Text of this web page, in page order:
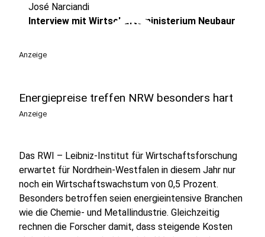
play_circle
José Narciandi
Interview mit Wirtschaftsministerium Neubaur
Anzeige
Energiepreise treffen NRW besonders hart
Anzeige
Das RWI – Leibniz-Institut für Wirtschaftsforschung
erwartet für Nordrhein-Westfalen in diesem Jahr nur
noch ein Wirtschaftswachstum von 0,5 Prozent.
Besonders betroffen seien energieintensive Branchen
wie die Chemie- und Metallindustrie. Gleichzeitig
rechnen die Forscher damit, dass steigende Kosten